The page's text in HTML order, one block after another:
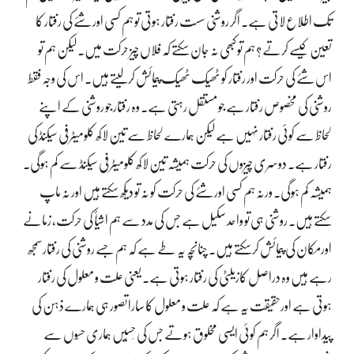
تک اطلاع لاتی ہے۔ اگر روشنی سست رفتار ہوتی تو ہم کسی اور شئے کی رفتار کا
تعین کیسے کرتے؟ ہم تو کبھی نہ جان سکتے کہ فلاں چیز حرکت میں۔ لیکن ہم تو
اس شئے کی حرکت اور رفتار کو ٹھیک ٹھیک پیمائش کرلیتے ہیں۔ اس کی وجہ فقط
روشنی کی مخصوص رفتار ہے جو مستقل رہتی ہے۔ وہ رفتار جو روشنی کے اپنے
لحاظ سے کوئی رفتار نہیں ہے لیکن ہمارے لحاظ سے تین لاکھ کلومیٹر فی سیکنڈ کی
رفتار ہے۔ دوسری چیزوں کی حرکت ہمیشہ تین لاکھ کلومیٹر فی سیکنڈ سے کم ہوگی۔
ہمیشہ کم ہوگی۔ ورنہ ہم کسی اور شئے کی حرکت کو نہ تو دیکھ سکتے ہیں اور نہ ماپ
سکتے ہیں۔ روشنی ہی تو واحد سکیل ہے جس کی مدد سے ہم اشیأ کی حرکت، زمانے
اورمکان کی پیمائش کرسکتے ہیں۔ چنانچہ یہ طے ہے کہ ہم جسے روشنی کی رفتار سمجھ
رہے ہیں وہ دراصل کازیلٹی کی رفتار ہوتی ہے۔ یعنی علت و معلول کی رفتار
ہوتی ہے اورحقیقت یہ ہے کہ علت و معلول کا سارا تصور ہی ہمارے ذہن کی
پیداوار ہے۔ اگر ہم کوئی ایسی مخلوق ہوتے جس کی حِسّیں ہماری حسّوں سے